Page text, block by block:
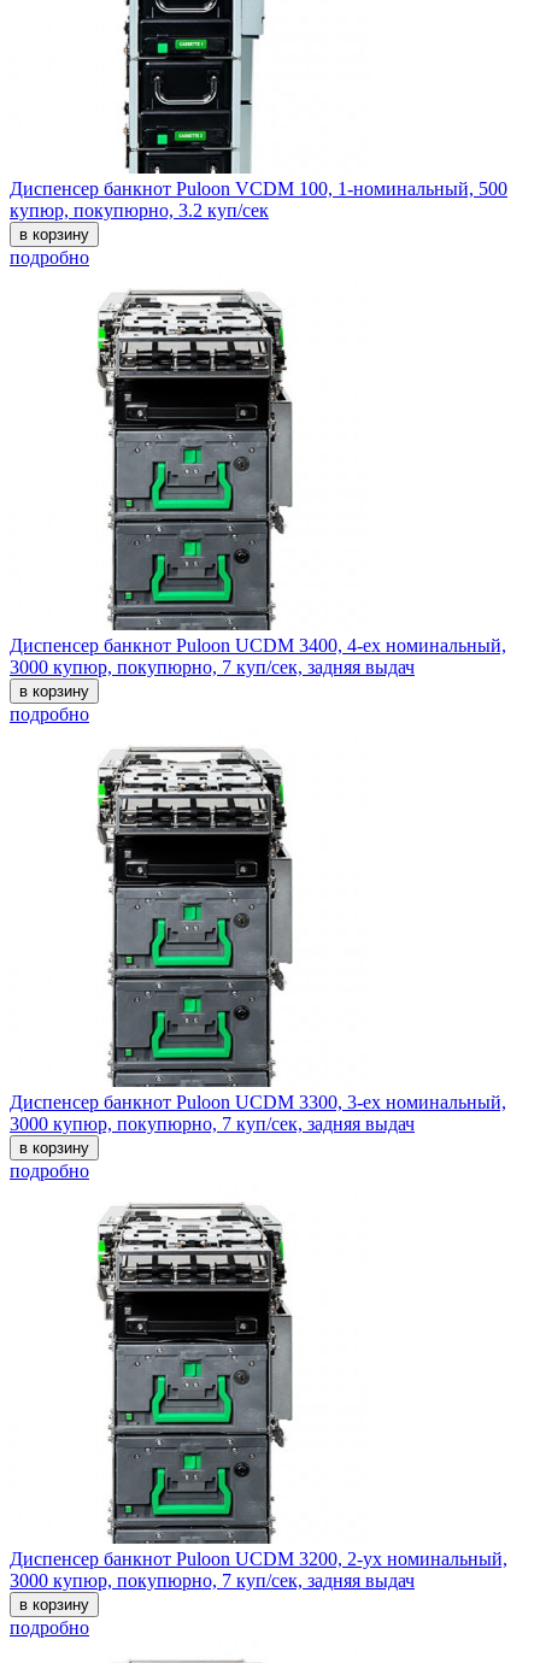
Диспенсер банкнот Puloon VCDM 100, 1-номинальный, 500
купюр, покупюрно, 3.2 куп/сек
в корзину
подробно
Диспенсер банкнот Puloon UCDM 3400, 4-ех номинальный,
3000 купюр, покупюрно, 7 куп/сек, задняя выдач
в корзину
подробно
Диспенсер банкнот Puloon UCDM 3300, 3-ех номинальный,
3000 купюр, покупюрно, 7 куп/сек, задняя выдач
в корзину
подробно
Диспенсер банкнот Puloon UCDM 3200, 2-ух номинальный,
3000 купюр, покупюрно, 7 куп/сек, задняя выдач
в корзину
подробно